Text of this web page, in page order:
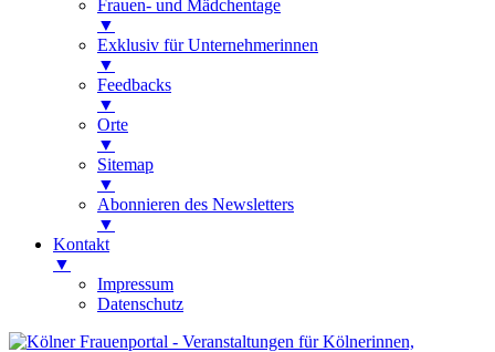
Frauen- und Mädchentage
▼
Exklusiv für Unternehmerinnen
▼
Feedbacks
▼
Orte
▼
Sitemap
▼
Abonnieren des Newsletters
▼
Kontakt
▼
Impressum
Datenschutz